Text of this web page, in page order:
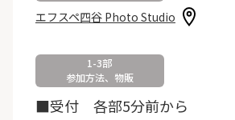
エフスペ四谷 Photo Studio
1-3部
参加方法、物販
■受付 各部5分前から